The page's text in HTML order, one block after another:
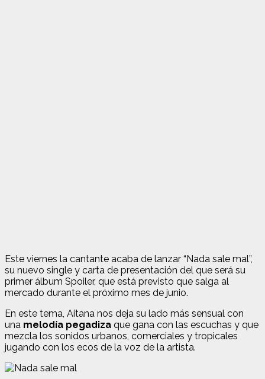
Este viernes la cantante acaba de lanzar “Nada sale mal”,
su nuevo single y carta de presentación del que será su
primer álbum Spoiler, que está previsto que salga al
mercado durante el próximo mes de junio.
En este tema, Aitana nos deja su lado más sensual con
una melodía pegadiza que gana con las escuchas y que
mezcla los sonidos urbanos, comerciales y tropicales
jugando con los ecos de la voz de la artista.